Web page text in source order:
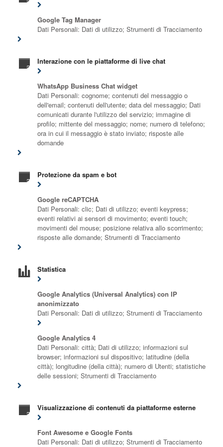
Google Tag Manager
Dati Personali: Dati di utilizzo; Strumenti di Tracciamento
Interazione con le piattaforme di live chat
WhatsApp Business Chat widget
Dati Personali: cognome; contenuti del messaggio o
dell'email; contenuti dell'utente; data del messaggio; Dati
comunicati durante l'utilizzo del servizio; immagine di
profilo; mittente del messaggio; nome; numero di telefono;
ora in cui il messaggio è stato inviato; risposte alle
domande
Protezione da spam e bot
Google reCAPTCHA
Dati Personali: clic; Dati di utilizzo; eventi keypress;
eventi relativi ai sensori di movimento; eventi touch;
movimenti del mouse; posizione relativa allo scorrimento;
risposte alle domande; Strumenti di Tracciamento
Statistica
Google Analytics (Universal Analytics) con IP
anonimizzato
Dati Personali: Dati di utilizzo; Strumenti di Tracciamento
Google Analytics 4
Dati Personali: città; Dati di utilizzo; informazioni sul
browser; informazioni sul dispositivo; latitudine (della
città); longitudine (della città); numero di Utenti; statistiche
delle sessioni; Strumenti di Tracciamento
Visualizzazione di contenuti da piattaforme esterne
Font Awesome e Google Fonts
Dati Personali: Dati di utilizzo; Strumenti di Tracciamento